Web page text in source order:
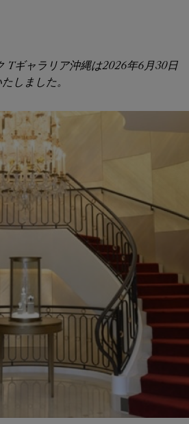
Tギャラリア沖縄は2026年6月30日
しました。